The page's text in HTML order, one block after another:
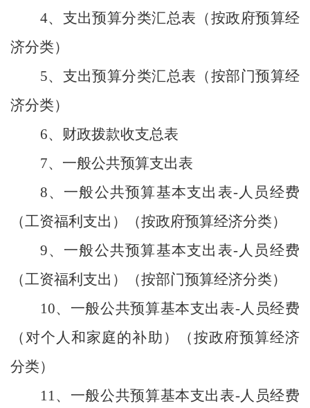
4、支出预算分类汇总表（按政府预算经
济分类）
5、支出预算分类汇总表（按部门预算经
济分类）
6、财政拨款收支总表
7、一般公共预算支出表
8、一般公共预算基本支出表-人员经费
（工资福利支出）（按政府预算经济分类）
9、一般公共预算基本支出表-人员经费
（工资福利支出）（按部门预算经济分类）
10、一般公共预算基本支出表-人员经费
（对个人和家庭的补助）（按政府预算经济
分类）
11、一般公共预算基本支出表-人员经费